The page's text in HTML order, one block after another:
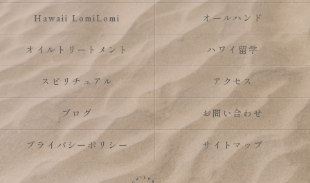
Hawaii LomiLomi オールハンド
オイルトリートメント ハワイ留学
スピリチュアル アクセス
ブログ お問い合わせ
プライバシーポリシー サイトマップ